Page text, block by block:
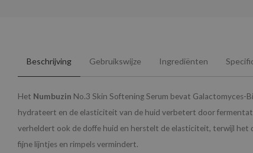
Beschrijving Gebruikswijze Ingrediënten
Het Numbuzin No.3 Skin Softening Serum bevat Galactomyces-
hydrateert en de elasticiteit van de huid verbetert door
verheldert ook de doffe huid en herstelt de elasticiteit, terwijl het
fijne lijntjes en rimpels vermindert.